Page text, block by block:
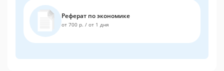
Реферат по экономике
от 700 р. / от 1 дня